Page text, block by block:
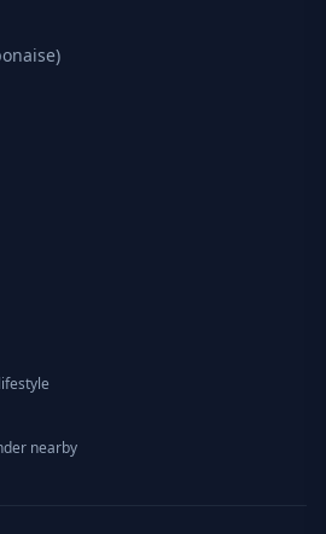
nearby